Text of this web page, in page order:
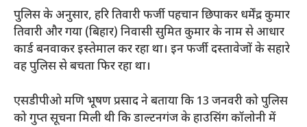
पुलिस के अनुसार, हरि तिवारी फर्जी पहचान छिपाकर धर्मेंद्र कुमार
तिवारी और गया (बिहार) निवासी सुमित कुमार के नाम से आधार
कार्ड बनवाकर इस्तेमाल कर रहा था। इन फर्जी दस्तावेजों के सहारे
वह पुलिस से बचता फिर रहा था।
एसडीपीओ मणि भूषण प्रसाद ने बताया कि 13 जनवरी को पुलिस
को गुप्त सूचना मिली थी कि डाल्टनगंज के हाउसिंग कॉलोनी में